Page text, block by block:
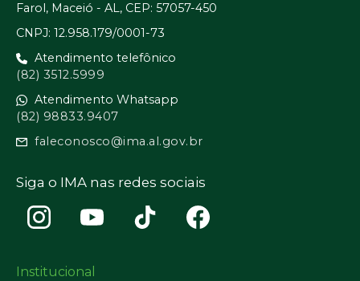
Farol, Maceió - AL, CEP: 57057-450
CNPJ: 12.958.179/0001-73
Atendimento telefônico
(82) 3512.5999
Atendimento Whatsapp
(82) 98833.9407
faleconosco@ima.al.gov.br
Siga o IMA nas redes sociais
Institucional